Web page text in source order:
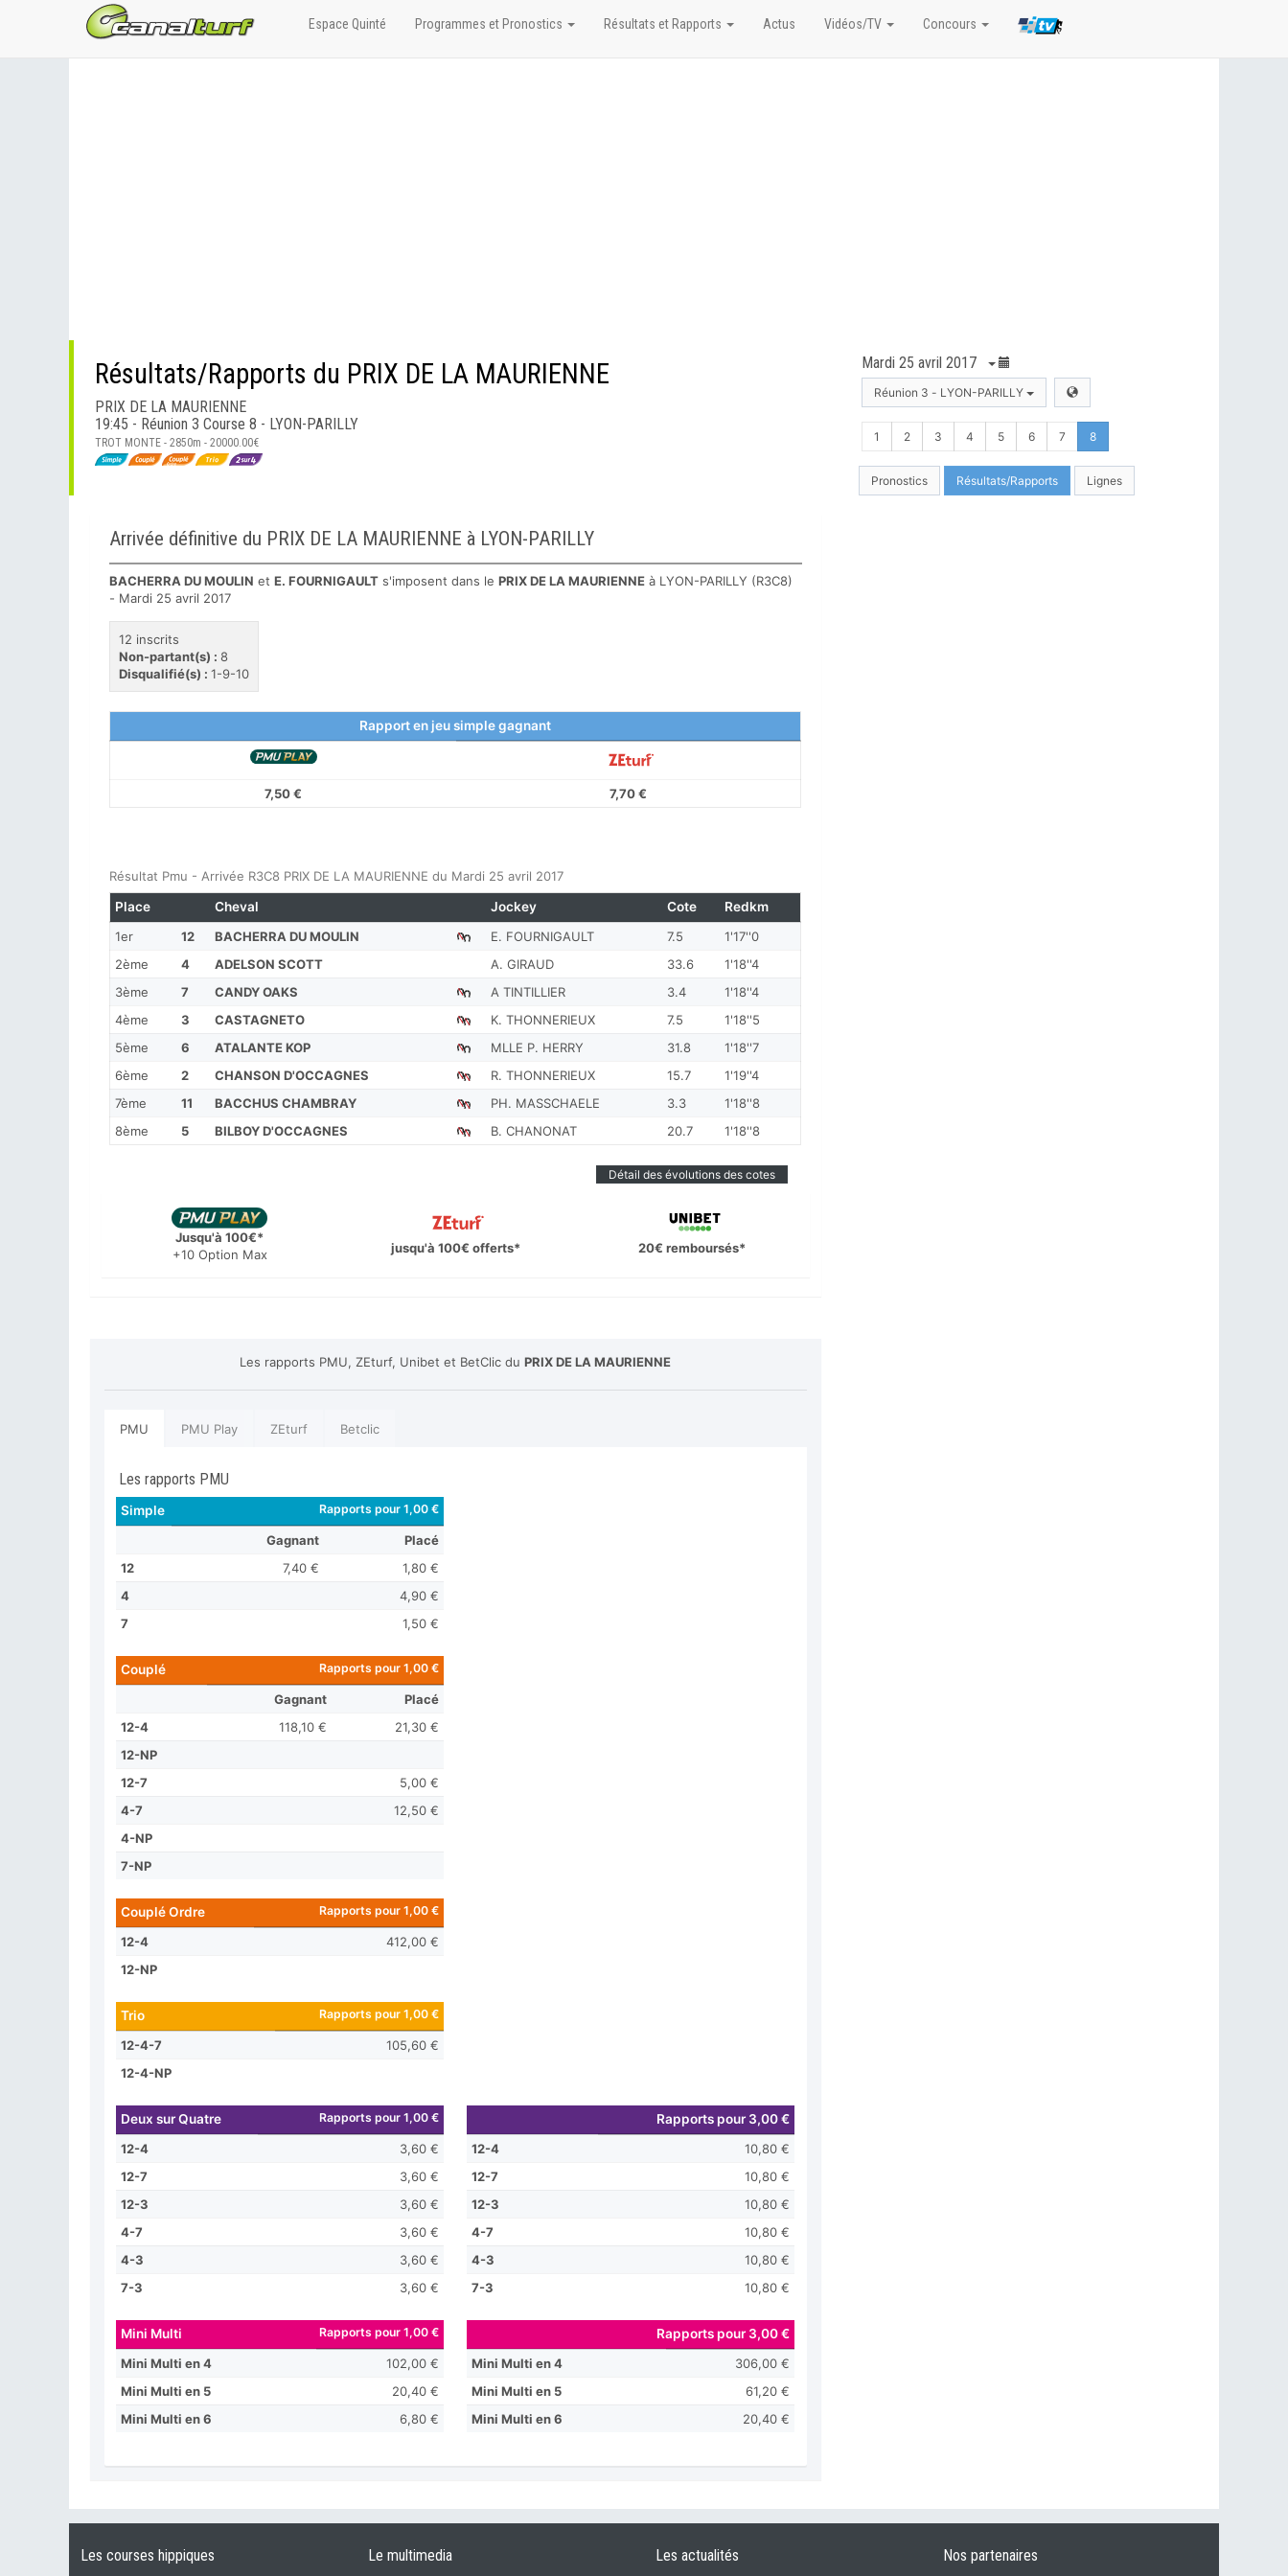
Résultats/Rapports du PRIX DE LA MAURIENNE
PRIX DE LA MAURIENNE
19:45 - Réunion 3 Course 8 - LYON-PARILLY
TROT MONTE - 2850m - 20000.00€
Mardi 25 avril 2017
Réunion 3 - LYON-PARILLY
1 2 3 4 5 6 7 8
Pronostics Résultats/Rapports Lignes
Arrivée définitive du PRIX DE LA MAURIENNE à LYON-PARILLY
BACHERRA DU MOULIN et E. FOURNIGAULT s'imposent dans le PRIX DE LA MAURIENNE à LYON-PARILLY (R3C8)
- Mardi 25 avril 2017
12 inscrits
Non-partant(s) : 8
Disqualifié(s) : 1-9-10
Rapport en jeu simple gagnant
7,50 € 7,70 €
Résultat Pmu - Arrivée R3C8 PRIX DE LA MAURIENNE du Mardi 25 avril 2017
1er 12 BACHERRA DU MOULIN E. FOURNIGAULT 7.5
1'17''0
2ème
4 ADELSON SCOTT A. GIRAUD 33.6
1'18''4
3ème
7 CANDY OAKS A TINTILLIER 3.4
1'18''4
4ème
3 CASTAGNETO K. THONNERIEUX 7.5
1'18''5
5ème
6 ATALANTE KOP MLLE P. HERRY 31.8
1'18''7
6ème
2 CHANSON D'OCCAGNES R. THONNERIEUX 15.7
1'19''4
7ème
11 BACCHUS CHAMBRAY PH. MASSCHAELE 3.3
1'18''8
8ème
5 BILBOY D'OCCAGNES B. CHANONAT 20.7 1'18''8
Place Cheval Jockey Cote Redkm
Détail des évolutions des cotes
Jusqu'à 100€*
+10 Option Max
jusqu'à 100€ offerts* 20€ remboursés*
Les rapports PMU, ZEturf, Unibet et BetClic duPRIX DE LA MAURIENNE
PMU PMU Play ZEturf Betclic
Les rapports PMU
Simple Rapports pour 1,00 €
Gagnant
Placé
12
7,40 €
1,80 €
4
4,90 €
7
1,50 €
Couplé Rapports pour 1,00 €
Gagnant
Placé
12-4
118,10 €
21,30 €
12-NP
12-7
5,00 €
4-7
12,50 €
4-NP
7-NP
Couplé Ordre Rapports pour 1,00 €
12-4
412,00 €
12-NP
Trio Rapports pour 1,00 €
12-4-7
105,60 €
12-4-NP
Deux sur Quatre Rapports pour 1,00 €
12-4
3,60 €
12-7
3,60 €
12-3
3,60 €
4-7
3,60 €
4-3
3,60 €
7-3
3,60 €
Rapports pour 3,00 €
12-4
10,80 €
12-7
10,80 €
12-3
10,80 €
4-7
10,80 €
4-3
10,80 €
7-3
10,80 €
Mini Multi Rapports pour 1,00 €
Mini Multi en 4
102,00 €
Mini Multi en 5
20,40 €
Mini Multi en 6
6,80 €
Rapports pour 3,00 €
Mini Multi en 4
306,00 €
Mini Multi en 5
61,20 €
Mini Multi en 6
20,40 €
Espace Quinté Programmes et Pronostics Résultats et Rapports Actus Vidéos/TV Concours
Les courses hippiques Le multimedia Les actualités Nos partenaires